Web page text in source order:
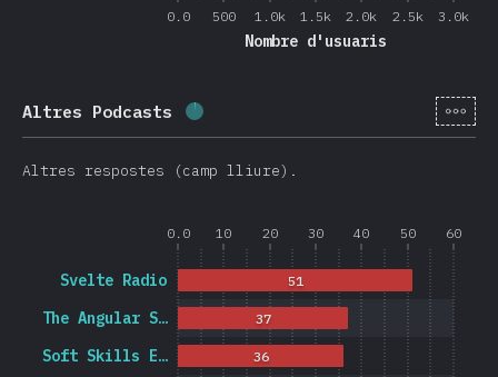
0.0 500 1.0k 1.5k 2.0k 2.5k 3.0k
Nombre d'usuaris
Altres Podcasts Percentatge completat: 1.9 % (
[ca-
Altres respostes (camp lliure).
0.0 10 20 30 40 50 60
Soft Skills E…
The Angular S…
Svelte Radio
36
37
51